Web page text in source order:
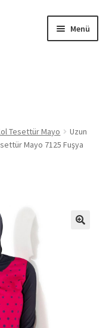
Menü
Alt
Tesettür Mayo
Uzun
Mayo 7125 Fuşya